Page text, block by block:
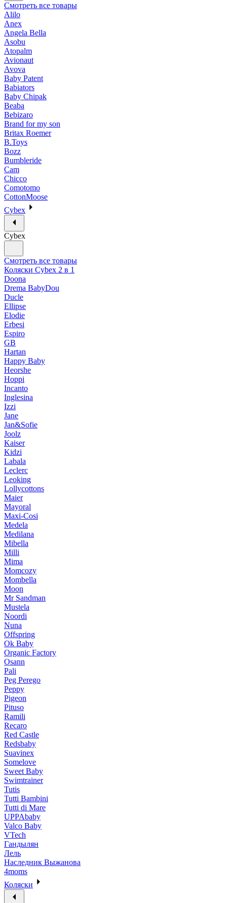
Смотреть все товары
Alilo
Anex
Angela Bella
Asobu
Atopalm
Avionaut
Avova
Baby Patent
Babiators
Baby Chipak
Beaba
Bebizaro
Brand for my son
Britax Roemer
B.Toys
Bozz
Bumbleride
Cam
Chicco
Comotomo
CottonMoose
Cybex
Cybex
Смотреть все товары
Коляски Cybex 2 в 1
Doona
Drema BabyDou
Ducle
Ellipse
Elodie
Erbesi
Espiro
GB
Hartan
Happy Baby
Heorshe
Hoppi
Incanto
Inglesina
Izzi
Jane
Jan&Sofie
Joolz
Kaiser
Kidzi
Labala
Leclerc
Leoking
Lollycottons
Maier
Mayoral
Maxi-Cosi
Medela
Medilana
Mibella
Milli
Mima
Momcozy
Mombella
Moon
Mr Sandman
Mustela
Noordi
Nuna
Offspring
Ok Baby
Organic Factory
Osann
Pali
Peg Perego
Peppy
Pigeon
Pituso
Ramili
Recaro
Red Castle
Redsbaby
Suavinex
Somelove
Sweet Baby
Swimtrainer
Tutis
Tutti Bambini
Tutti di Mare
UPPAbaby
Valco Baby
VTech
Гандылян
Лель
Наследник Выжанова
4moms
Коляски